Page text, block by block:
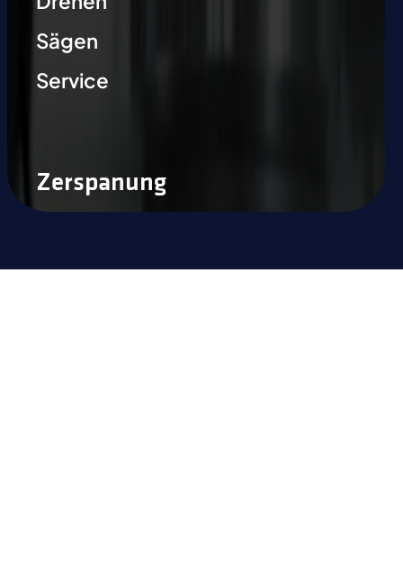
Sägen
Service
Zerspanung